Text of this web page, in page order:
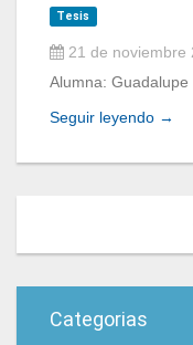
Tesis
21 de noviembre
Alumna:
Seguir leyendo →
Categorias